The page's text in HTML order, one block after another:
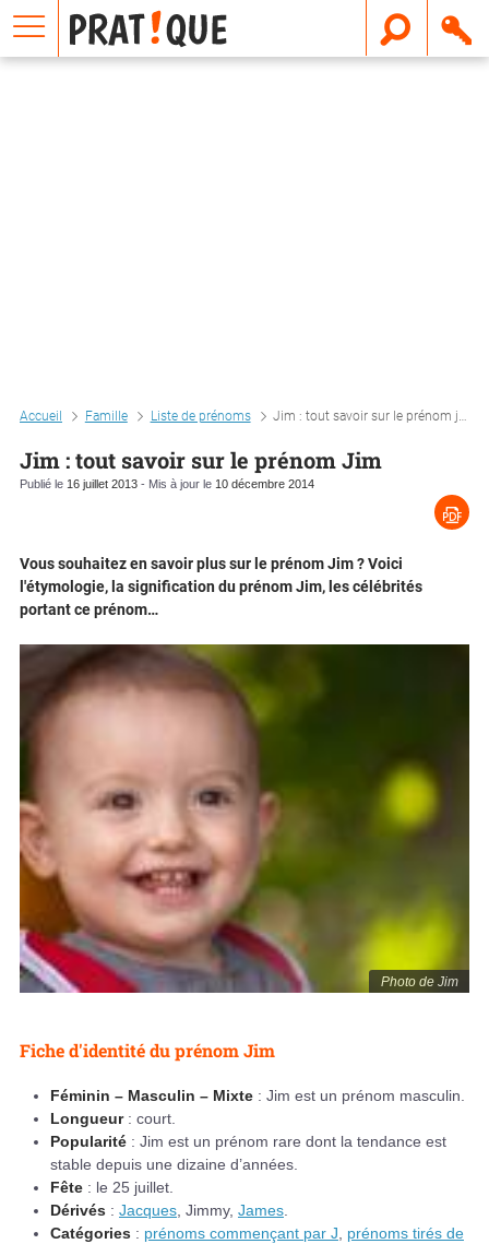
Accueil Famille Liste de prénoms Jim : tout savoir sur le prénom jim
Jim : tout savoir sur le prénom Jim
Publié le 16 juillet 2013 - Mis à jour le 10 décembre 2014
Photo de Jim
Vous souhaitez en savoir plus sur le prénom Jim ? Voici
l'étymologie, la signification du prénom Jim, les célébrités
portant ce prénom…
Fiche d'identité du prénom Jim
Féminin – Masculin – Mixte : Jim est un prénom masculin.
Longueur: court.
Popularité : Jim est un prénom rare dont la tendance est
stable depuis une dizaine d’années.
Fête : le 25 juillet.
Dérivés : Jacques , Jimmy, James
Catégories : prénoms commençant par J
prénoms tirés de
E
m
a